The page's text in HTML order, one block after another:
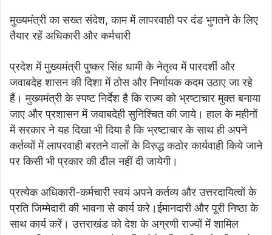
मुख्यमंत्री का सख्त संदेश, काम में लापरवाही पर दंड भुगतने के लिए
तैयार रहें अधिकारी और कर्मचारी
प्रदेश में मुख्यमंत्री पुष्कर सिंह धामी के नेतृत्व में पारदर्शी और
जवाबदेह शासन की दिशा में ठोस और निर्णायक कदम उठाए जा रहे
हैं। मुख्यमंत्री के स्पष्ट निर्देश है कि राज्य को भ्रष्टाचार मुक्त बनाया
जाए और प्रशासन में जवाबदेही सुनिश्चित की जाये। हाल के महीनों
में सरकार ने यह दिखा भी दिया है कि भ्रष्टाचार के साथ ही अपने
कर्तव्यों में लापरवाही बरतने वालों के विरुद्ध कठोर कार्यवाही किये जाने
पर किसी भी प्रकार की ढील नहीं दी जायेगी।
प्रत्येक अधिकारी-कर्मचारी स्वयं अपने कर्तव्य और उत्तरदायित्वों के
प्रति जिम्मेदारी की भावना से कार्य करे।ईमानदारी और पूरी निष्ठा के
साथ कार्य करें। उत्तराखंड को देश के अग्रणी राज्यों में शामिल